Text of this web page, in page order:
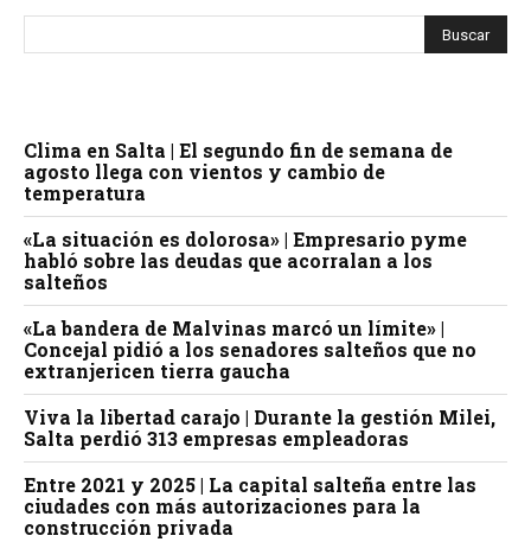
Clima en Salta | El segundo fin de semana de
agosto llega con vientos y cambio de
temperatura
«La situación es dolorosa» | Empresario pyme
habló sobre las deudas que acorralan a los
salteños
«La bandera de Malvinas marcó un límite» |
Concejal pidió a los senadores salteños que no
extranjericen tierra gaucha
Viva la libertad carajo | Durante la gestión Milei,
Salta perdió 313 empresas empleadoras
Entre 2021 y 2025 | La capital salteña entre las
ciudades con más autorizaciones para la
construcción privada